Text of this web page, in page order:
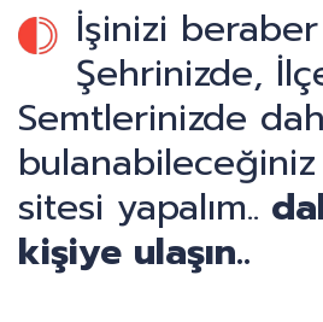
İşinizi
Şehrinizde,
Semtlerinizde
sitesi yapalım..
kişiye ulaşın..